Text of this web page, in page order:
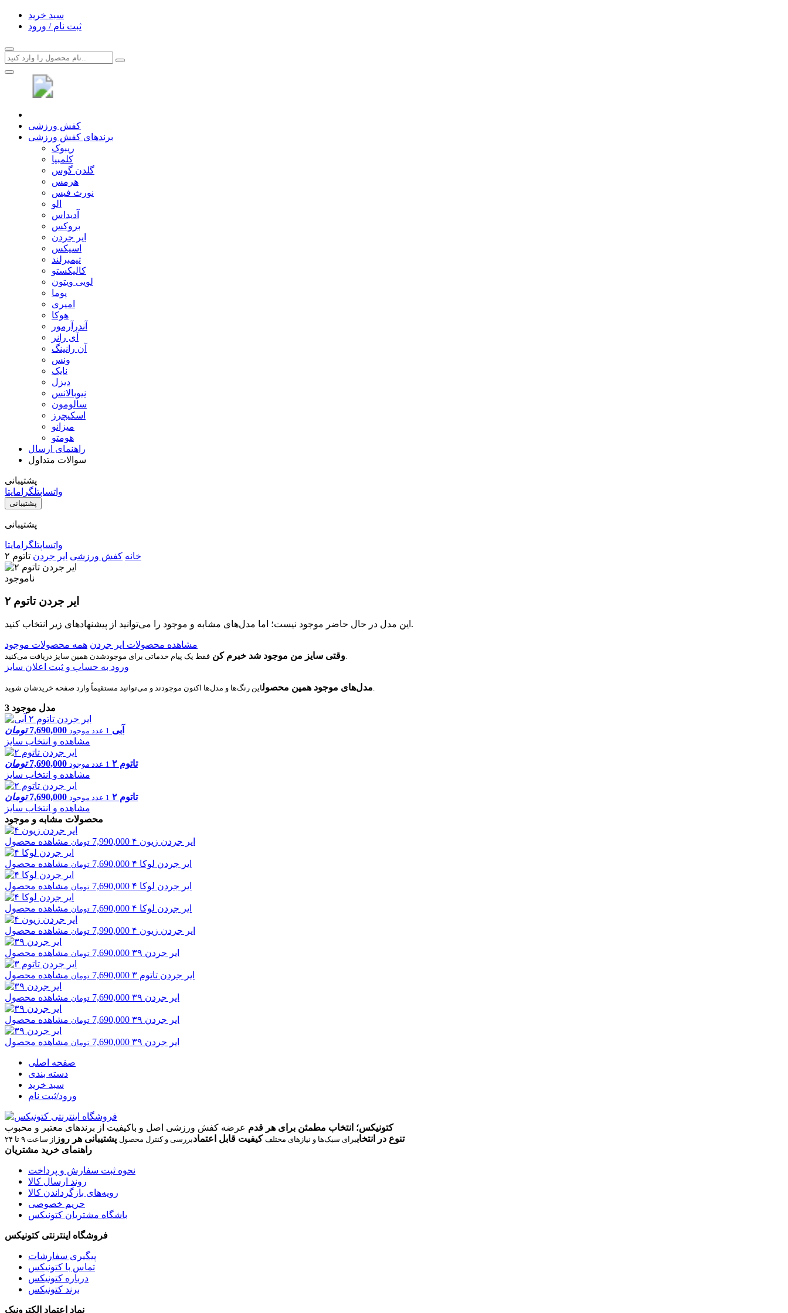
سبد خرید
ثبت نام / ورود
کفش ورزشی
برندهای کفش ورزشی
ریبوک
کلمبیا
گلدن گوس
هرمس
نورث فیس
الو
آدیداس
بروکس
ایر جردن
اسیکس
تیمبرلند
کالیکستو
لویی ویتون
پوما
امیری
هوکا
آندرآرمور
آی رانر
آن رانینگ
ونس
نایک
دیزل
نیوبالانس
سالومون
اسکیچرز
میزانو
هومتو
راهنمای ارسال
سوالات متداول
پشتیبانی
واتساپتلگرامایتا
پشتیبانی
پشتیبانی
واتساپتلگرامایتا
خانه کفش ورزشی ایر جردن تاتوم ۲
ناموجود
ایر جردن تاتوم ۲
این مدل در حال حاضر موجود نیست؛ اما مدل‌های مشابه و موجود را می‌توانید از پیشنهادهای زیر انتخاب کنید.
مشاهده محصولات ایر جردن همه محصولات موجود
وقتی سایز من موجود شد خبرم کنفقط یک پیام خدماتی برای موجودشدن همین سایز دریافت می‌کنید.
ورود به حساب و ثبت اعلان سایز
مدل‌های موجود همین محصولاین رنگ‌ها و مدل‌ها اکنون موجودند و می‌توانید مستقیماً وارد صفحه خریدشان شوید.
3 مدل موجود
آبی 1 عدد موجود 7,690,000 تومان
مشاهده و انتخاب سایز
تاتوم ۲ 1 عدد موجود 7,690,000 تومان
مشاهده و انتخاب سایز
تاتوم ۲ 1 عدد موجود 7,690,000 تومان
مشاهده و انتخاب سایز
محصولات مشابه و موجود
ایر جردن زیون ۴ 7,990,000 تومان مشاهده محصول
ایر جردن لوکا ۴ 7,690,000 تومان مشاهده محصول
ایر جردن لوکا ۴ 7,690,000 تومان مشاهده محصول
ایر جردن لوکا ۴ 7,690,000 تومان مشاهده محصول
ایر جردن زیون ۴ 7,990,000 تومان مشاهده محصول
ایر جردن ۳۹ 7,690,000 تومان مشاهده محصول
ایر جردن تاتوم ۳ 7,690,000 تومان مشاهده محصول
ایر جردن ۳۹ 7,690,000 تومان مشاهده محصول
ایر جردن ۳۹ 7,690,000 تومان مشاهده محصول
ایر جردن ۳۹ 7,690,000 تومان مشاهده محصول
صفحه اصلی
دسته بندی
سبد خرید
ورود/ثبت نام
کتونیکس؛ انتخاب مطمئن برای هر قدم عرضه کفش ورزشی اصل و باکیفیت از برندهای معتبر و محبوب
تنوع در انتخاببرای سبک‌ها و نیازهای مختلف کیفیت قابل اعتمادبررسی و کنترل محصول پشتیبانی هر روز از ساعت ۹ تا ۲۴
راهنمای خرید مشتریان
نحوه ثبت سفارش و پرداخت
روند ارسال کالا
رویه‌های بازگرداندن کالا
حریم خصوصی
باشگاه مشتریان کتونیکس
فروشگاه اینترنتی کتونیکس
پیگیری سفارشات
تماس با کتونیکس
درباره کتونیکس
برند کتونیکس
نماد اعتماد الکترونیک